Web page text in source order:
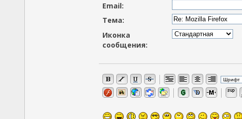
Email:
Тема:
Иконка
сообщения: